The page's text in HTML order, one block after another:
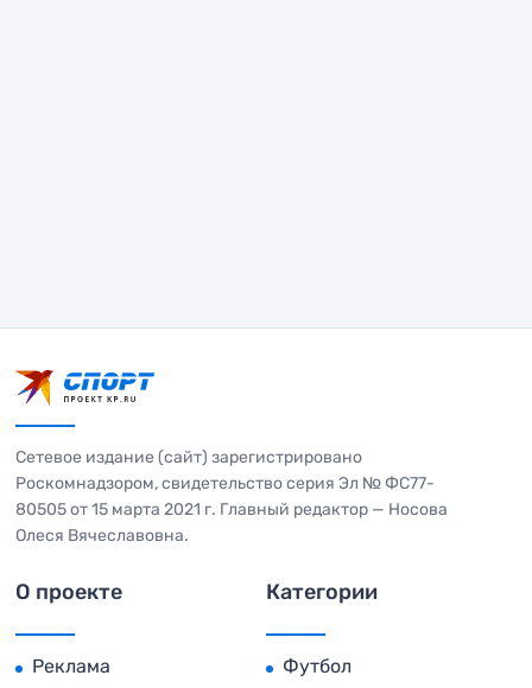
Сетевое издание (сайт) зарегистрировано
Роскомнадзором, свидетельство серия Эл № ФС77-
80505 от 15 марта 2021 г. Главный редактор — Носова
Олеся Вячеславовна.
О проекте
Реклама
Категории
Футбол